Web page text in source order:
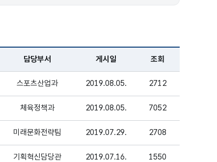
담당부서 게시일 조회
스포츠산업과 2019.08.05. 2712
체육정책과 2019.08.05. 7052
미래문화전략팀 2019.07.29. 2708
기획혁신담당관 2019.07.16. 1550